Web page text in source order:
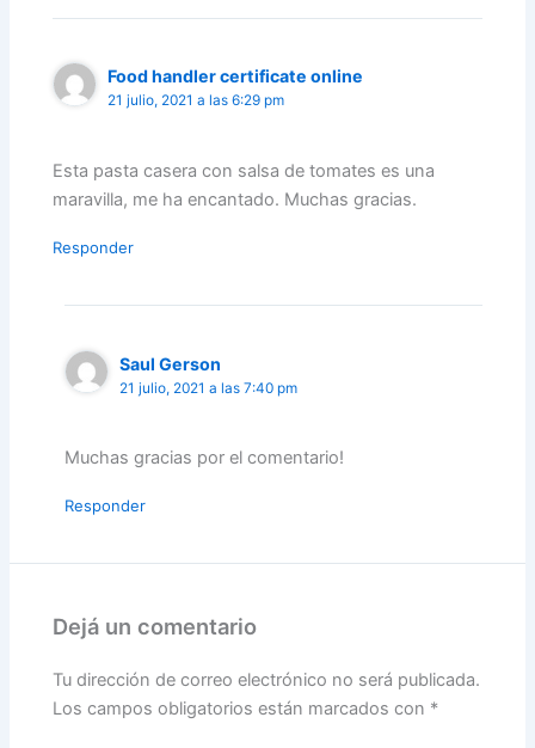
Food handler certificate online
21 julio, 2021 a las 6:29 pm
Esta pasta casera con salsa de tomates es una
maravilla, me ha encantado. Muchas gracias.
Responder
Saul Gerson
21 julio, 2021 a las 7:40 pm
Muchas gracias por el comentario!
Responder
Dejá un comentario
Tu dirección de correo electrónico no será publicada.
Los campos obligatorios están marcados con *